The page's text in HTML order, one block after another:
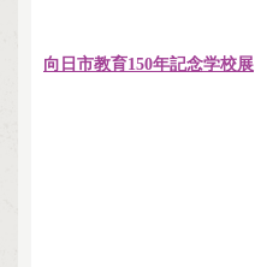
向日市教育150年記念学校展